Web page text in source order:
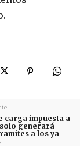
carga impuesta a
generará
a los ya